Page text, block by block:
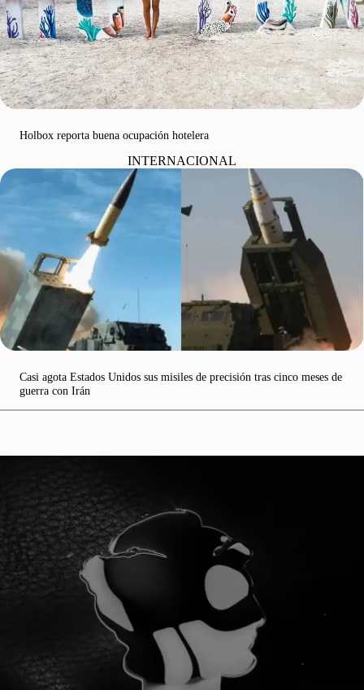
Holbox reporta buena ocupación hotelera
INTERNACIONAL
Casi agota Estados Unidos sus misiles de precisión tras cinco meses de
guerra con Irán
SOMOS